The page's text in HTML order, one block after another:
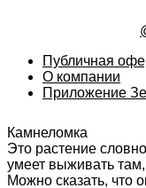
Публичная
О компании
Приложение
Камнеломка
Это растение
умеет выживать
Можно сказать, что